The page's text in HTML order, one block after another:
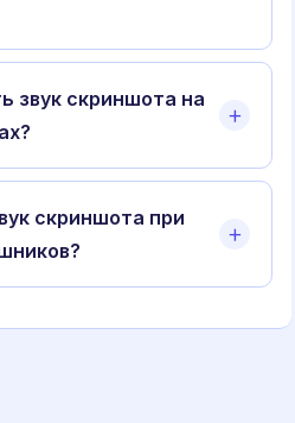
звук скриншота на
скриншота при